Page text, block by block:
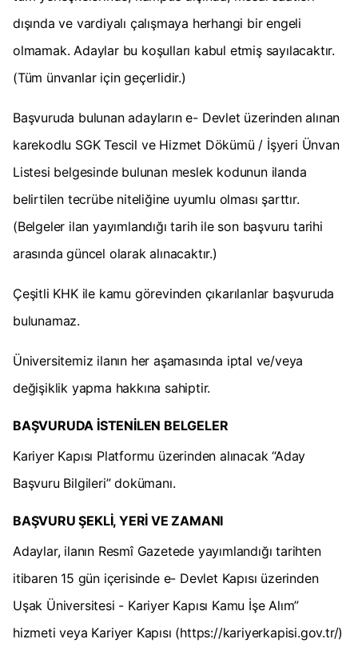
dışında ve vardiyalı çalışmaya herhangi bir engeli
olmamak. Adaylar bu koşulları kabul etmiş sayılacaktır.
(Tüm ünvanlar için geçerlidir.)
Başvuruda bulunan adayların e- Devlet üzerinden alınan
karekodlu SGK Tescil ve Hizmet Dökümü / İşyeri Ünvan
Listesi belgesinde bulunan meslek kodunun ilanda
belirtilen tecrübe niteliğine uyumlu olması şarttır.
(Belgeler ilan yayımlandığı tarih ile son başvuru tarihi
arasında güncel olarak alınacaktır.)
Çeşitli KHK ile kamu görevinden çıkarılanlar başvuruda
bulunamaz.
Üniversitemiz ilanın her aşamasında iptal ve/veya
değişiklik yapma hakkına sahiptir.
BAŞVURUDA İSTENİLEN BELGELER
Kariyer Kapısı Platformu üzerinden alınacak “Aday
Başvuru Bilgileri” dokümanı.
BAŞVURU ŞEKLİ, YERİ VE ZAMANI
Adaylar, ilanın Resmî Gazetede yayımlandığı tarihten
itibaren 15 gün içerisinde e- Devlet Kapısı üzerinden
Uşak Üniversitesi - Kariyer Kapısı Kamu İşe Alım”
hizmeti veya Kariyer Kapısı (https://kariyerkapisi.gov.tr/)